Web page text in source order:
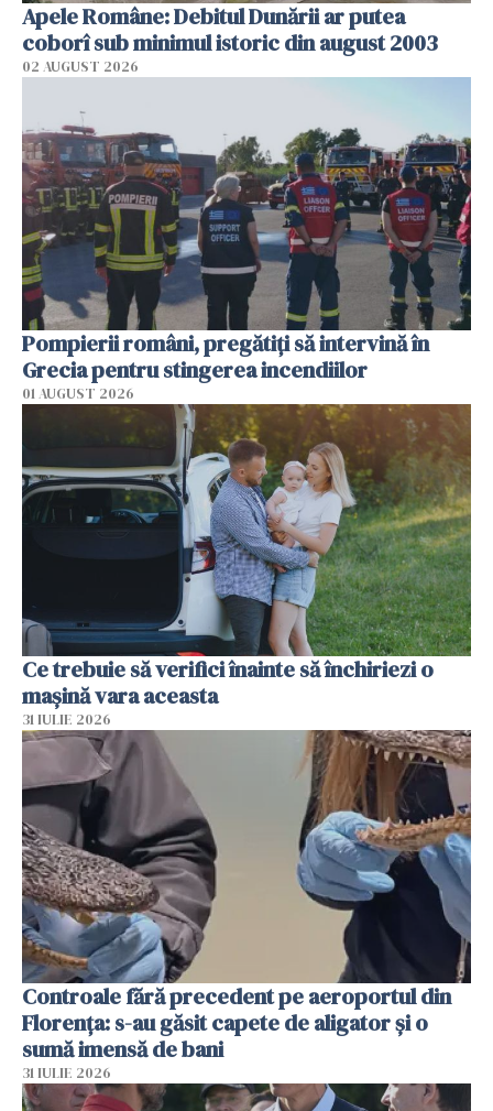
Apele Române: Debitul Dunării ar putea
coborî sub minimul istoric din august 2003
02 AUGUST 2026
Pompierii români, pregătiţi să intervină în
Grecia pentru stingerea incendiilor
01 AUGUST 2026
Ce trebuie să verifici înainte să închiriezi o
mașină vara aceasta
31 IULIE 2026
Controale fără precedent pe aeroportul din
Florența: s-au găsit capete de aligator și o
sumă imensă de bani
31 IULIE 2026